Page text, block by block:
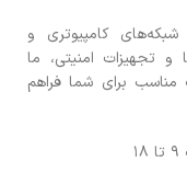
کامپیوتری و
و تجهیزات امنیتی، ما
برای شما فراهم